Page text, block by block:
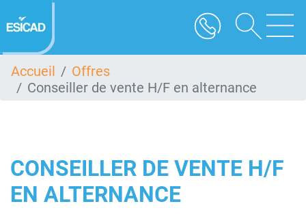
au
contenu
Accueil
Offres
Conseiller de vente H/F en alternance
CONSEILLER DE VENTE H/F
EN ALTERNANCE